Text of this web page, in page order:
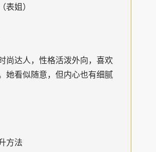
表姐）
尚达人，性格活泼外向，喜欢
她看似随意，但内心也有细腻
方法